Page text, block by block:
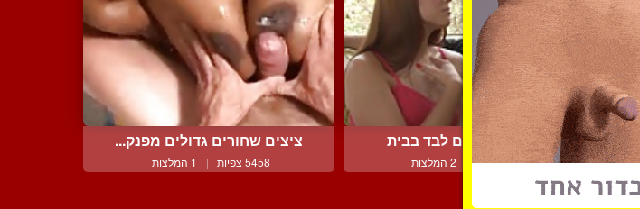
מעשים אסורים לבד בבית
6912 צפיות | 2 המלצות
ציצים שחורים גדולים מפנק...
5458 צפיות | 1 המלצות
צור קשר